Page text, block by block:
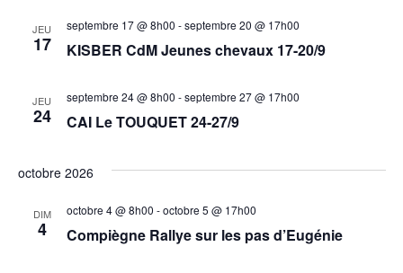
JEU
17 KISBER CdM Jeunes chevaux 17-20/9
septembre 17 @ 8h00 -septembre 20 @ 17h00
JEU
24 CAI Le TOUQUET 24-27/9
septembre 24 @ 8h00 -septembre 27 @ 17h00
octobre 2026
DIM
4 Compiègne Rallye sur les pas d’Eugénie
octobre 4 @ 8h00 -octobre 5 @ 17h00